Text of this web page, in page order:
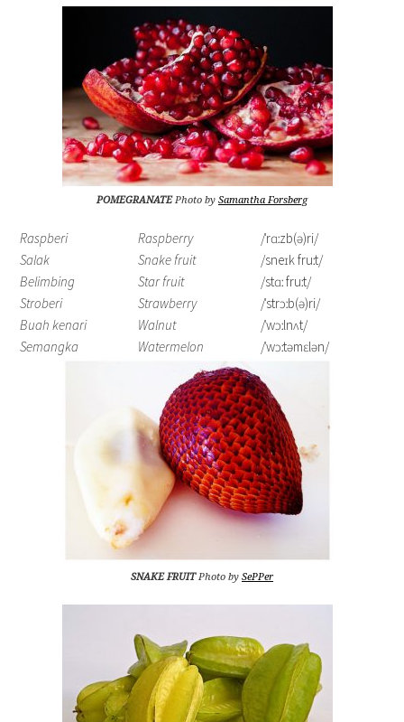
POMEGRANATE Photo by Samantha Forsberg
Raspberi Raspberry
/ˈrɑːzb(ə)ri/
Salak
Snake fruit
/sneɪk fruːt/
Belimbing
Star fruit
/stɑː fruːt/
Stroberi
Strawberry
/ˈstrɔːb(ə)ri/
Buah kenari
Walnut
/ˈwɔːlnʌt/
Semangka
Watermelon /ˈwɔːtəmɛlən/
SNAKE FRUIT Photo by SePPer